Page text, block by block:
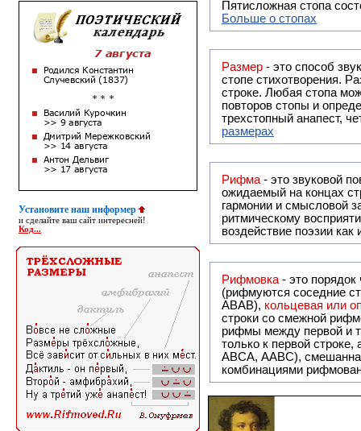
Установите наш информер
и сделайте ваш сайт интересней!
Код...
Пятисложная стопа
Больше о стопах
Размер - это способ
стопе стихотворения.
строке. Любая стопа
повторов стопы и
трехстопный анапест,
размерах
Рифма - это звуковой повтор, традиционно используемый в поэзии и, как
ожидаемый на концах
гармонии и смысловой
ритмическому
воздействие поэзии
Рифмовка - это
(рифмуются соседние
ABAB), кольцевая или
строки со смежной
рифмы между первой и
только к первой
ABCA, AABC), смешанная или вольная рифмовка (рифмовка в сложных строфах с различными
комбинациями